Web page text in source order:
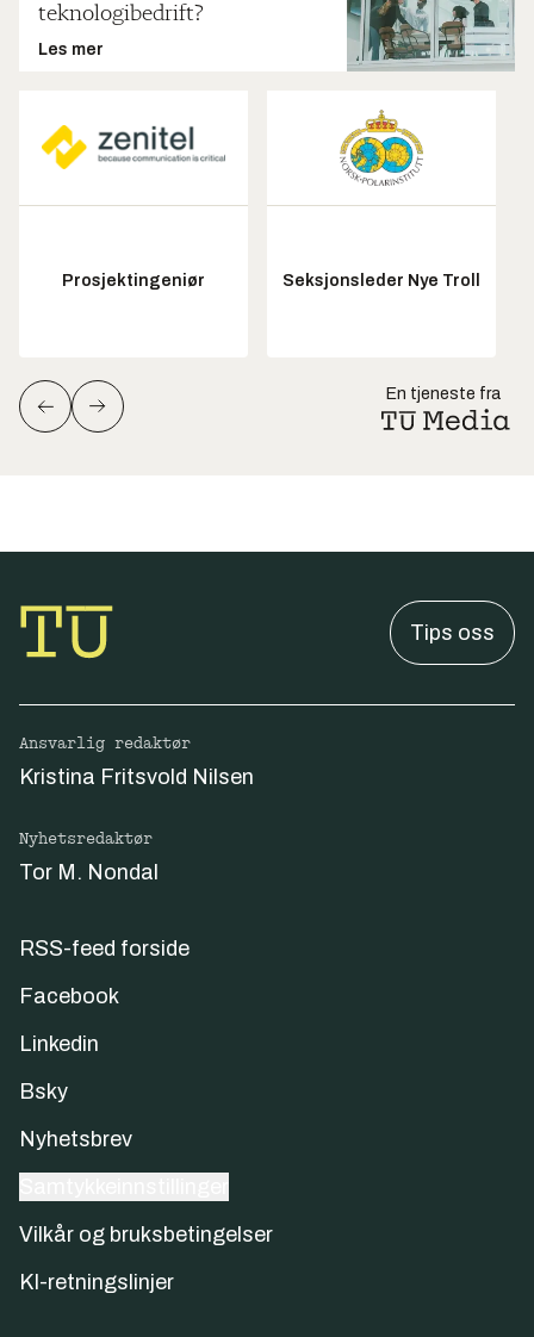
teknologibedrift?
Les mer
Prosjektingeniør Seksjonsleder Nye Troll
En tjeneste fra
Tips oss
Ansvarlig redaktør
Kristina Fritsvold Nilsen
Nyhetsredaktør
Tor M. Nondal
RSS-feed forside
Facebook
Linkedin
Bsky
Nyhetsbrev
Vilkår og bruksbetingelser
KI-retningslinjer